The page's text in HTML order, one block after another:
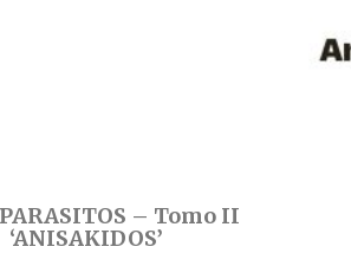
– Tomo II
‘ANISAKIDOS’